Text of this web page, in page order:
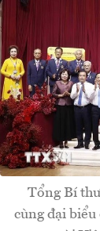
Tổng Bí
cùng đại